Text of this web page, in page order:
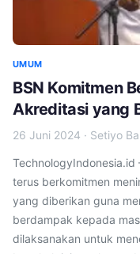
UMUM
BSN Komitmen
Akreditasi yang
26 Juni 2024 · Setiyo
TechnologyIndonesia.id
terus berkomitmen
yang diberikan guna
berdampak kepada
dilaksanakan untuk